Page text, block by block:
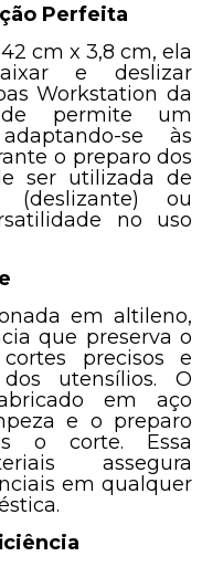
Perfeita
cm x 3,8 cm, ela
e deslizar
Workstation da
permite um
se às
o preparo dos
ser utilizada de
(deslizante) ou
no uso
em altileno,
que preserva o
precisos e
utensílios. O
em aço
e o preparo
o corte. Essa
assegura
em qualquer